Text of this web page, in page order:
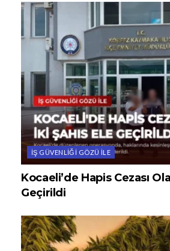
İŞ GÜVENLIĞI GÖZÜ ILE
Kocaeli’de Hapis Cezası
Geçirildi